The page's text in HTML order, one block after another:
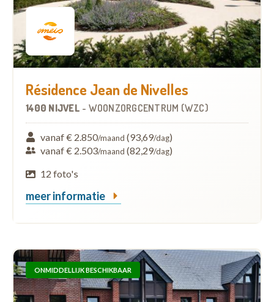
Résidence Jean de Nivelles
1400 NIJVEL - WOONZORGCENTRUM (WZC)
vanaf € 2.850/maand (93,69/dag)
vanaf € 2.503/maand (82,29/dag)
12 foto's
meer informatie
ONMIDDELLIJK BESCHIKBAAR